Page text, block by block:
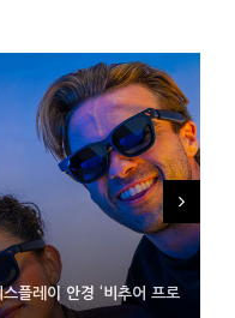
플레이 안경 ‘비추어 프로